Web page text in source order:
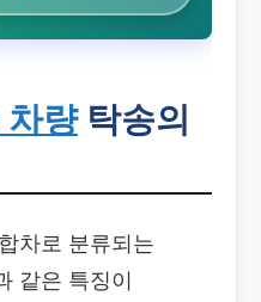
차량탁송의
차로 분류되는
같은 특징이